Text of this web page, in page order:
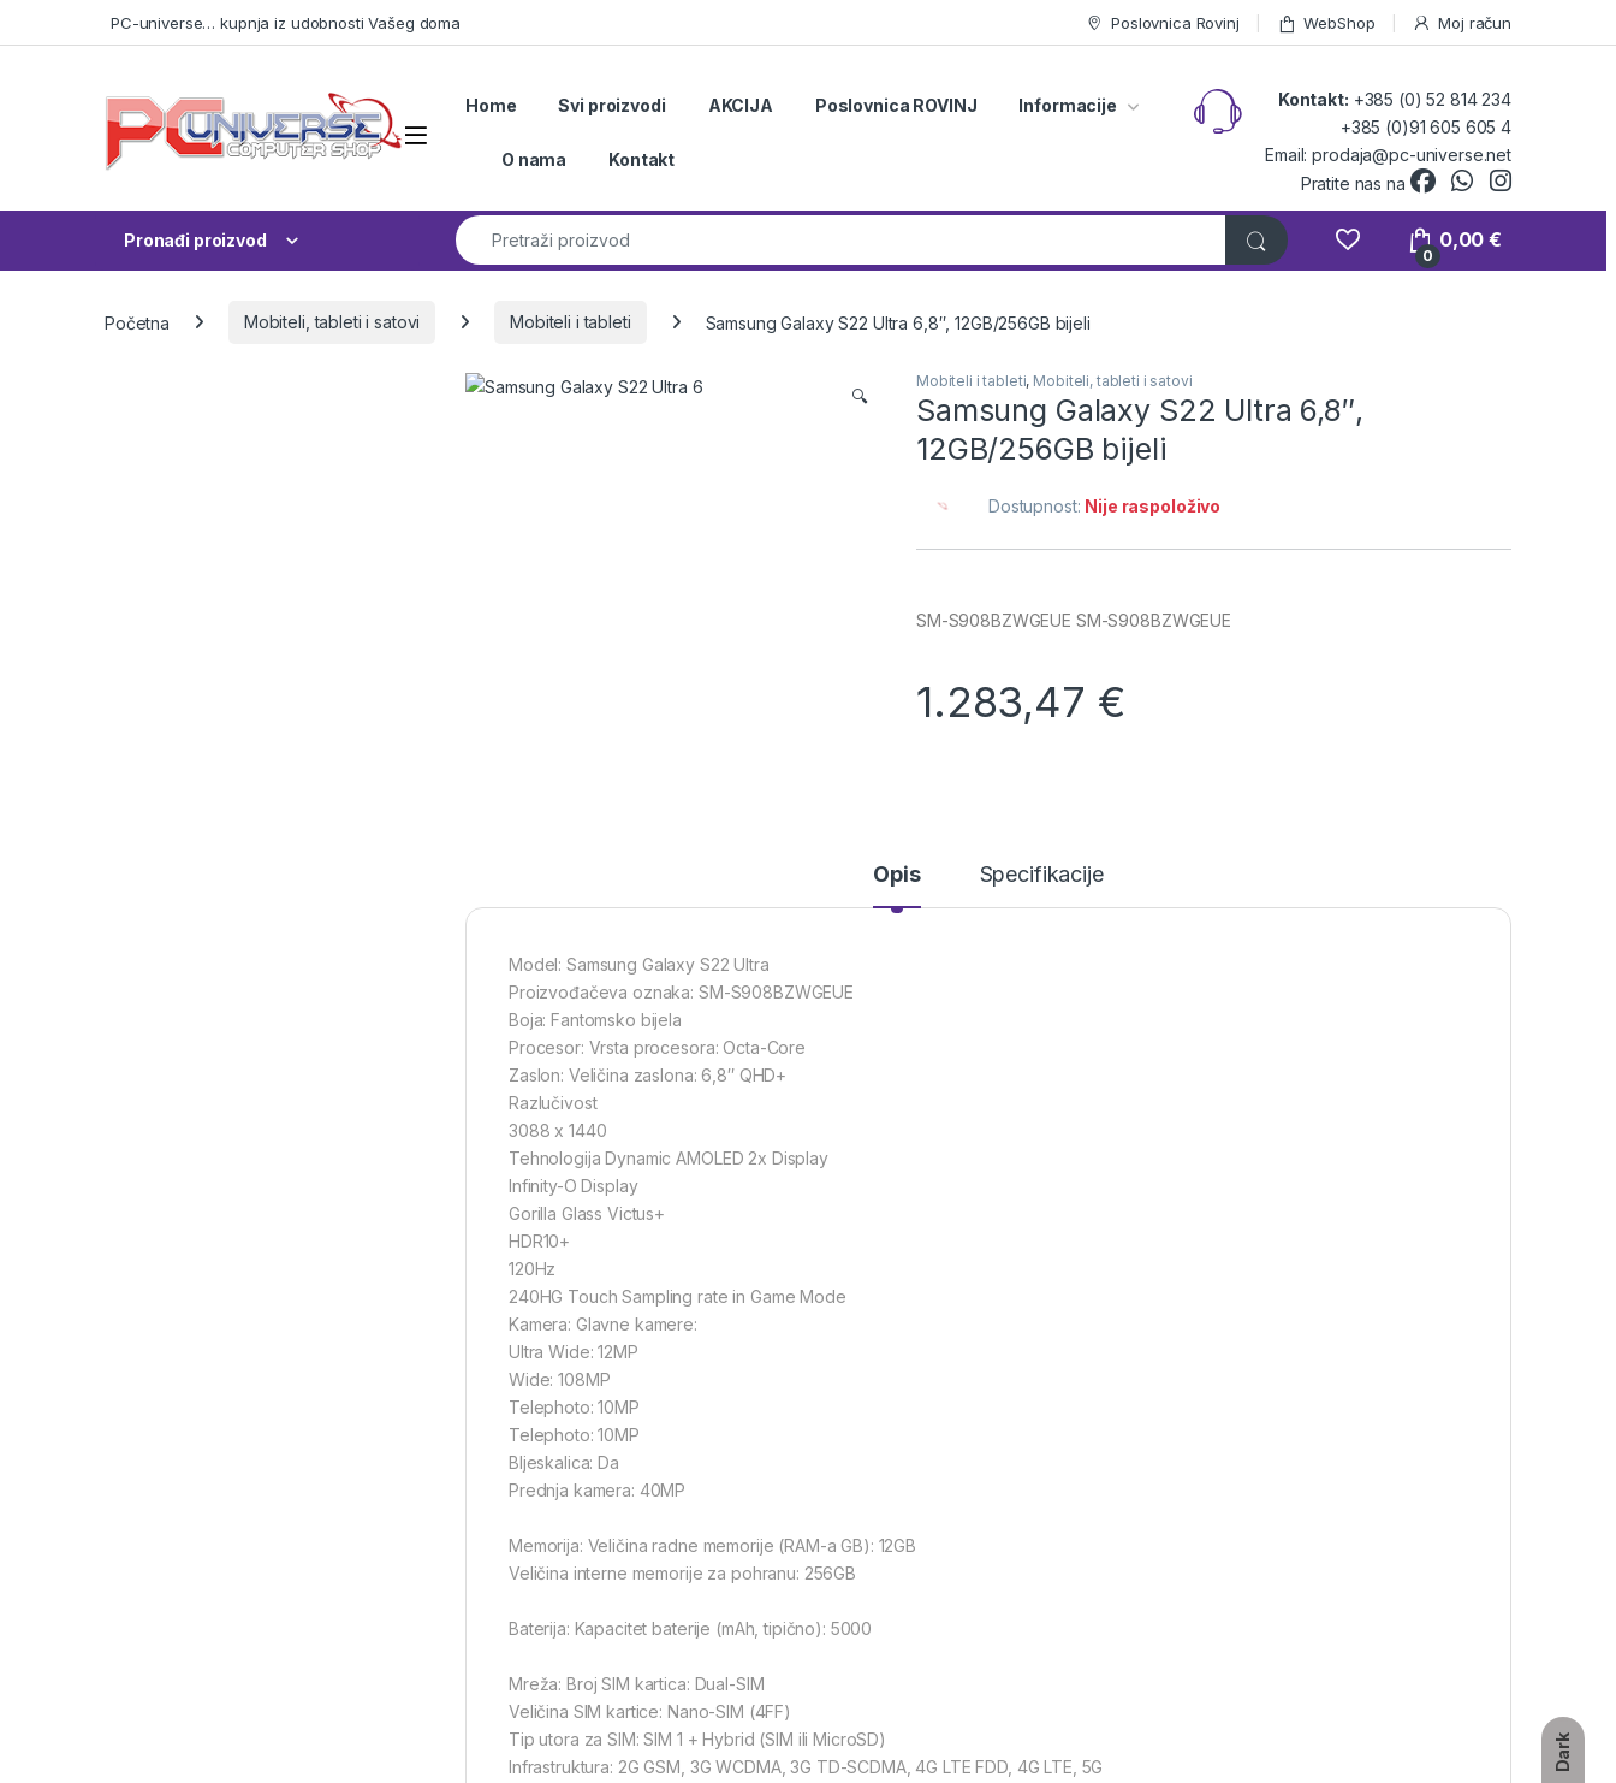
Dark
PC-universe… kupnja iz udobnosti Vašeg doma Poslovnica Rovinj WebShop Moj račun
Open
Home Svi proizvodi AKCIJA Poslovnica ROVINJ Informacije
O nama Kontakt
Kontakt: +385 (0) 52 814 234
+385 (0)91 605 605 4
Email: prodaja@pc-universe.net
Pratite nas na
Pronađi proizvod
Search for:
0
0,00€
Početna Mobiteli, tableti i satovi Mobiteli i tableti Samsung Galaxy S22 Ultra 6,8″, 12GB/256GB bijeli
🔍
Mobiteli i tableti, Mobiteli, tableti i satovi
Samsung Galaxy S22 Ultra 6,8″,
12GB/256GB bijeli
Dostupnost: Nije raspoloživo
SM-S908BZWGEUE SM-S908BZWGEUE
1.283,47 €
Opis Specifikacije
Model: Samsung Galaxy S22 Ultra
Proizvođačeva oznaka: SM-S908BZWGEUE
Boja: Fantomsko bijela
Procesor: Vrsta procesora: Octa-Core
Zaslon: Veličina zaslona: 6,8″ QHD+
Razlučivost
3088 x 1440
Tehnologija Dynamic AMOLED 2x Display
Infinity-O Display
Gorilla Glass Victus+
HDR10+
120Hz
240HG Touch Sampling rate in Game Mode
Kamera: Glavne kamere:
Ultra Wide: 12MP
Wide: 108MP
Telephoto: 10MP
Telephoto: 10MP
Bljeskalica: Da
Prednja kamera: 40MP
Memorija: Veličina radne memorije (RAM-a GB): 12GB
Veličina interne memorije za pohranu: 256GB
Baterija: Kapacitet baterije (mAh, tipično): 5000
Mreža: Broj SIM kartica: Dual-SIM
Veličina SIM kartice: Nano-SIM (4FF)
Tip utora za SIM: SIM 1 + Hybrid (SIM ili MicroSD)
Infrastruktura: 2G GSM, 3G WCDMA, 3G TD-SCDMA, 4G LTE FDD, 4G LTE, 5G